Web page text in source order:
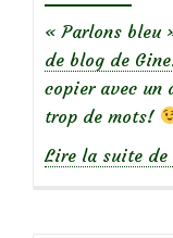
« Parlons bleu
de blog de
copier avec un
trop de mots!
Lire la suite de